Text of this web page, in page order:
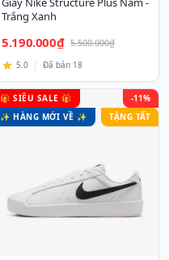
Trắng Xanh
5.190.000₫ 5.500.000₫
5.0 | Đã bán 18
🎁 SIÊU SALE 🎁
✨ HÀNG MỚI VỀ ✨
-11%
TẶNG TẤT